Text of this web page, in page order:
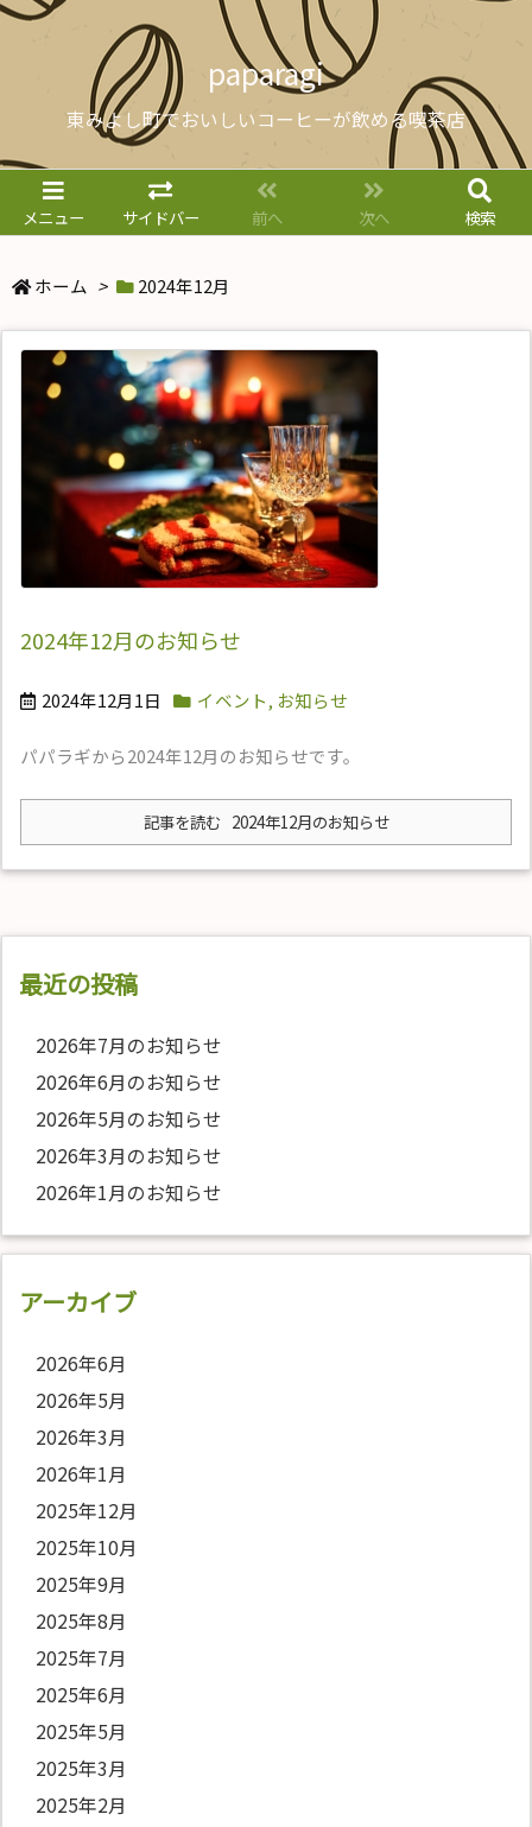
paparagi
東みよし町でおいしいコーヒーが飲める喫茶店
メニュー サイドバー 前へ 次へ 検索
ホーム > 2024年12月
2024年12月のお知らせ
2024年12月1日 イベント, お知らせ
パパラギから2024年12月のお知らせです。
記事を読む 2024年12月のお知らせ
最近の投稿
2026年7月のお知らせ
2026年6月のお知らせ
2026年5月のお知らせ
2026年3月のお知らせ
2026年1月のお知らせ
アーカイブ
2026年6月
2026年5月
2026年3月
2026年1月
2025年12月
2025年10月
2025年9月
2025年8月
2025年7月
2025年6月
2025年5月
2025年3月
2025年2月